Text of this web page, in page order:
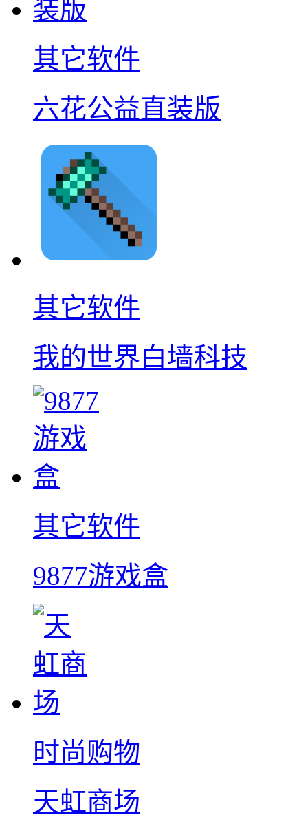
其它软件
六花公益直装版
其它软件
我的世界白墙科技
其它软件
9877游戏盒
时尚购物
天虹商场